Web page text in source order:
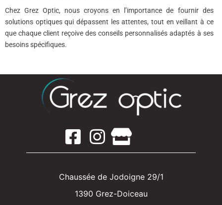
Chez Grez Optic, nous croyons en l’importance de fournir des
solutions optiques qui dépassent les attentes, tout en veillant à ce
que chaque client reçoive des conseils personnalisés adaptés à ses
besoins spécifiques.
Chaussée de Jodoigne 29/1
1390 Grez-Doiceau